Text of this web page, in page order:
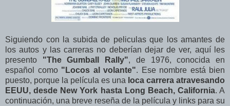
Siguiendo con la subida de peliculas que los amantes de
los autos y las carreras no deberían dejar de ver, aquí les
presento "The Gumball Rally", de 1976, conocida en
español como "Locos al volante". Ese nombre está bien
puesto, porque la película es una loca carrera atravesando
EEUU, desde New York hasta Long Beach, California. A
continuación, una breve reseña de la película y links para su